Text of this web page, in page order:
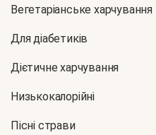
Вегетаріанське харчування
Для діабетиків
Дієтичне харчування
Низькокалорійні
Пісні страви